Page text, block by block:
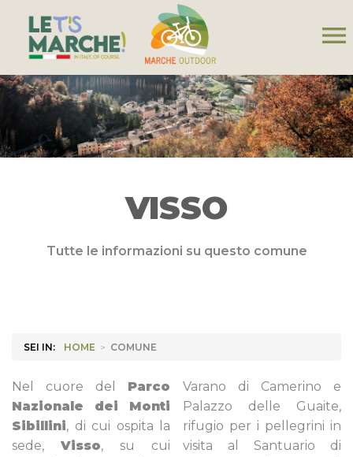
menu
VISSO
Tutte le informazioni su questo comune
SEI IN: HOME > COMUNE
Nel cuore del Parco
Nazionale dei Monti
Sibillini, di cui ospita la
sede, Visso, su cui
Varano di Camerino e
Palazzo delle Guaite,
rifugio per i pellegrini in
visita al Santuario di